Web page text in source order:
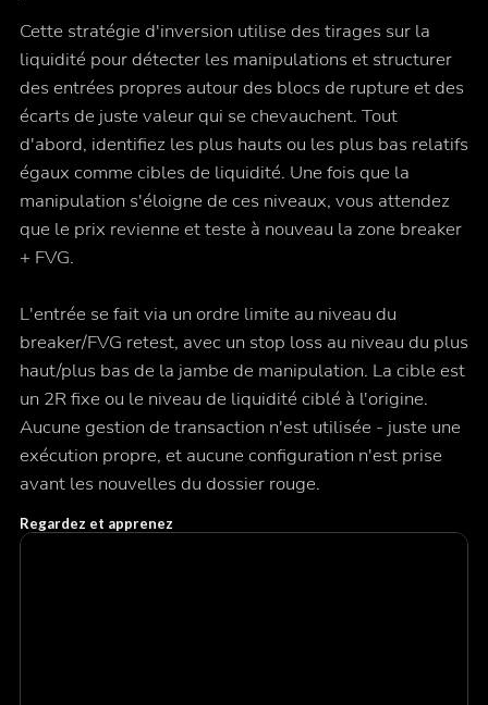
Cette stratégie d'inversion utilise des tirages sur la
liquidité pour détecter les manipulations et structurer
des entrées propres autour des blocs de rupture et des
écarts de juste valeur qui se chevauchent. Tout
d'abord, identifiez les plus hauts ou les plus bas relatifs
égaux comme cibles de liquidité. Une fois que la
manipulation s'éloigne de ces niveaux, vous attendez
que le prix revienne et teste à nouveau la zone breaker
+ FVG.
L'entrée se fait via un ordre limite au niveau du
breaker/FVG retest, avec un stop loss au niveau du plus
haut/plus bas de la jambe de manipulation. La cible est
un 2R fixe ou le niveau de liquidité ciblé à l'origine.
Aucune gestion de transaction n'est utilisée - juste une
exécution propre, et aucune configuration n'est prise
avant les nouvelles du dossier rouge.
Regardez et apprenez